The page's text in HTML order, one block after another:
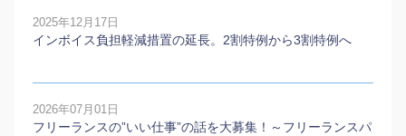
2025年12月17日
インボイス負担軽減措置の延長。2割特例から3割特例へ
2026年07月01日
フリーランスの”いい仕事”の話を大募集！～フリーランスパ